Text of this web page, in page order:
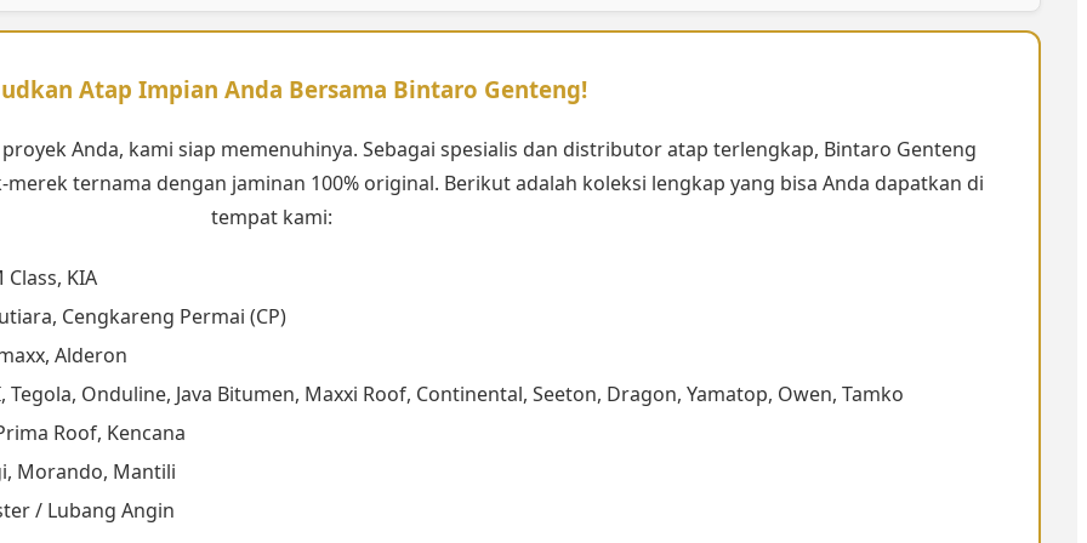
Atap Impian Anda Bersama Bintaro Genteng!
Anda, kami siap memenuhinya. Sebagai spesialis dan distributor atap terlengkap, Bintaro Genteng
ternama dengan jaminan 100% original. Berikut adalah koleksi lengkap yang bisa Anda dapatkan di
tempat kami:
KIA
Cengkareng Permai (CP)
Alderon
Tegola, Onduline, Java Bitumen, Maxxi Roof, Continental, Seeton, Dragon, Yamatop, Owen, Tamko
Roof, Kencana
Morando, Mantili
/ Lubang Angin